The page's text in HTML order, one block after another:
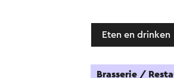
Eten en drinken
Brasserie /